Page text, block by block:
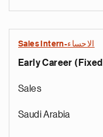
Sales Intern-الاحساء
Early Career
Sales
Saudi Arabia